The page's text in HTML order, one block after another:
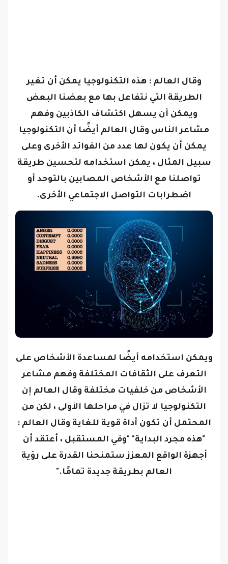
وقال العالم : هذه التكنولوجيا يمكن أن تغير
الطريقة التي نتفاعل بها مع بعضنا البعض
ويمكن أن يسهل اكتشاف الكاذبين وفهم
مشاعر الناس وقال العالم أيضًا أن التكنولوجيا
يمكن أن يكون لها عدد من الفوائد الأخرى وعلى
سبيل المثال ، يمكن استخدامه لتحسين طريقة
تواصلنا مع الأشخاص المصابين بالتوحد أو
اضطرابات التواصل الاجتماعي الأخرى.
ويمكن استخدامه أيضًا لمساعدة الأشخاص على
التعرف على الثقافات المختلفة وفهم مشاعر
الأشخاص من خلفيات مختلفة وقال العالم إن
التكنولوجيا لا تزال في مراحلها الأولى ، لكن من
المحتمل أن تكون أداة قوية للغاية وقال العالم :
"هذه مجرد البداية" "وفي المستقبل ، أعتقد أن
أجهزة الواقع المعزز ستمنحنا القدرة على رؤية
العالم بطريقة جديدة تمامًا."